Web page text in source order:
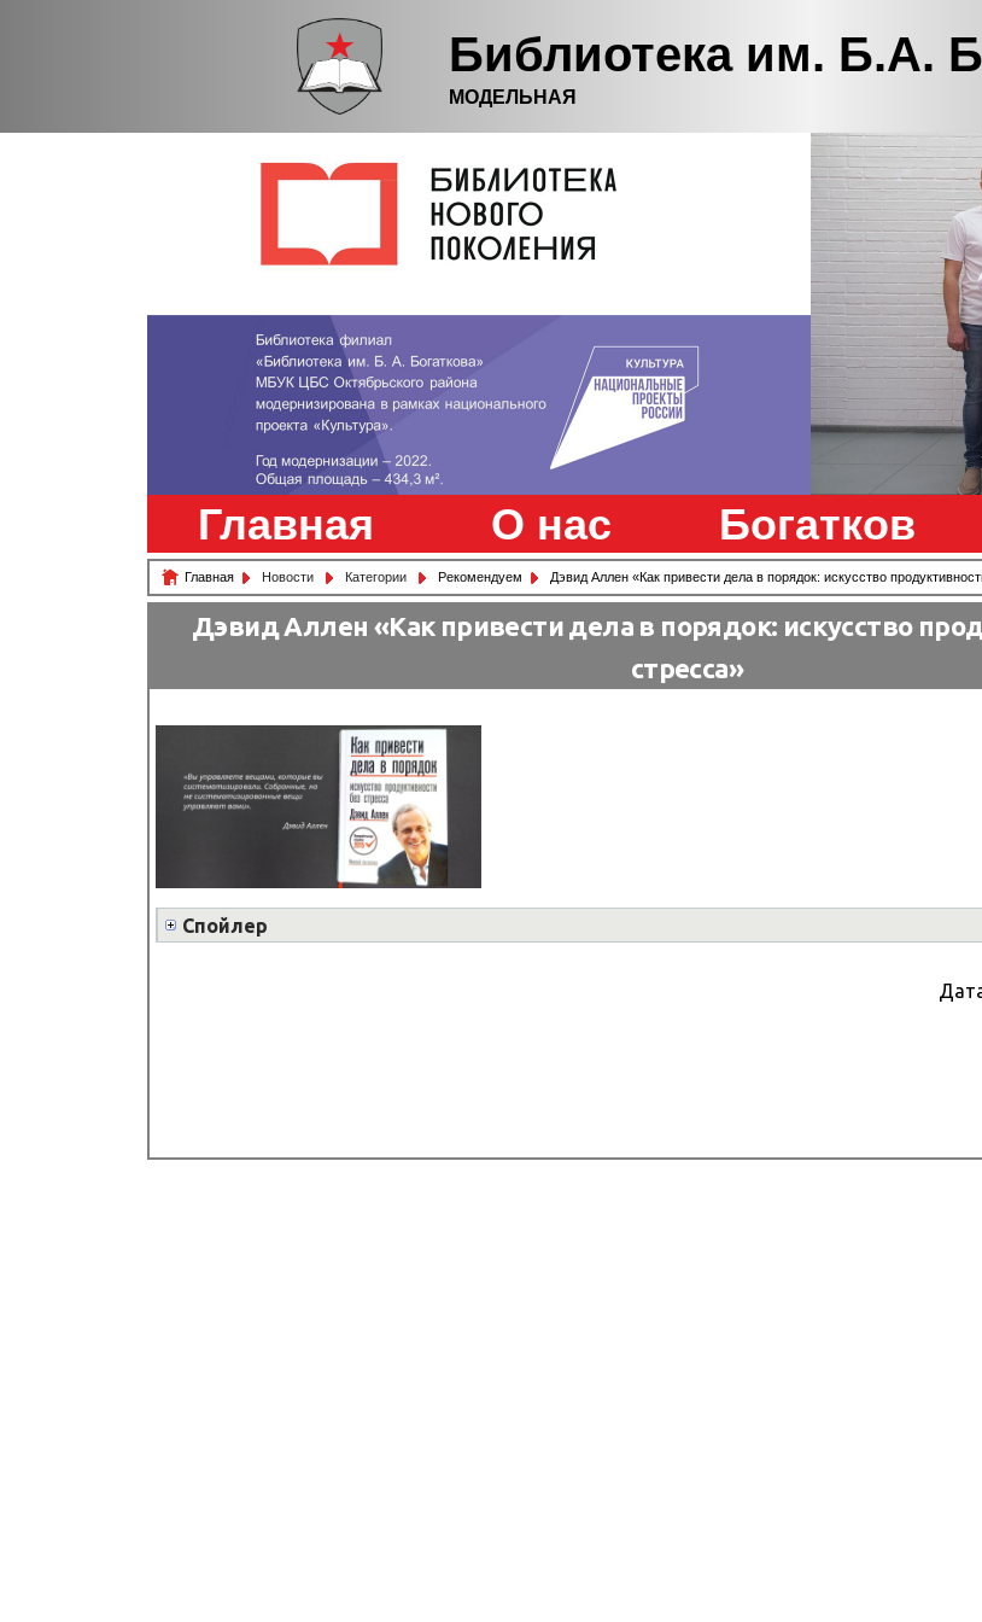
Библиотека им. Б.А.
МОДЕЛЬНАЯ
Главная О нас Богатков
Главная Новости Категории Рекомендуем Дэвид Аллен «Как привести дела в порядок: искусство
Дэвид Аллен «Как привести дела в порядок: искусство
стресса»
Спойлер